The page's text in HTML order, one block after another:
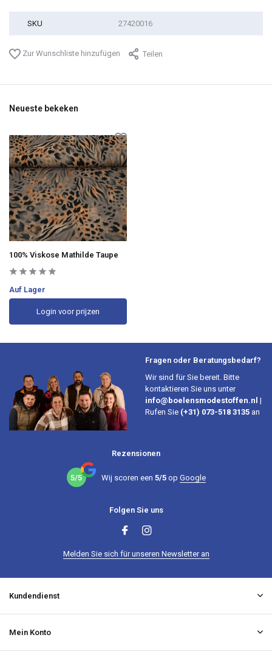
SKU 27420016
Zur Wunschliste hinzufügen Teilen
Neueste bekeken
100% Viskose Mathilde Taupe
Auf Lager
Login voor prijzen
Fragen oder Beratungsbedarf?
Wir sind für Sie bereit. Bitte
kontaktieren Sie uns unter
info@boelensmodestoffen.nl |
Rufen Sie (+31) 073-518 3135 an
Rezensionen
5/5 Wij scoren een 5/5op Google
Folgen Sie uns
Melden Sie sich für unseren Newsletter an
Kundendienst
Mein Konto